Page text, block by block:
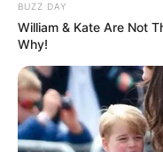
BUZZ DAY
William & Kate Are Not
Why!